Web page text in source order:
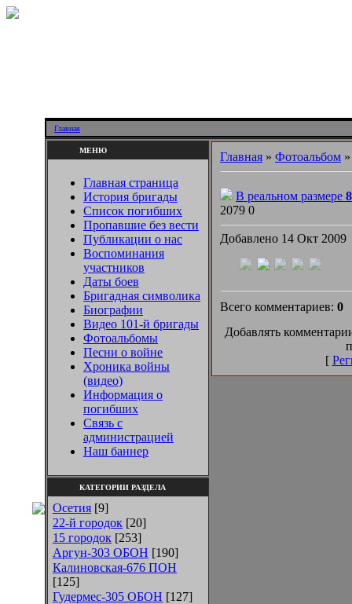
Главная
МЕНЮ
Главная страница
История бригады
Список погибших
Пропавшие без вести
Публикации о нас
Воспоминания
участников
Даты боев
Бригадная символика
Биографии
Видео 101-й бригады
Фотоальбомы
Песни о войне
Хроника войны
(видео)
Информация о
погибших
Связь с
администрацией
Наш баннер
КАТЕГОРИИ РАЗДЕЛА
Осетия [9]
22-й городок [20]
15 городок [253]
Аргун-303 ОБОН [190]
Калиновская-676 ПОН
[125]
Гудермес-305 ОБОН [127]
Главная » Фотоальбом
В реальном размере
2079 0
Добавлено 14 Окт 2009
Всего комментариев: 0
Добавлять
[